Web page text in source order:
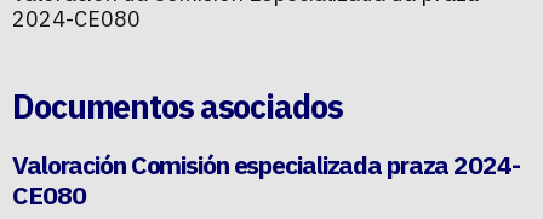
2024-CE080
Documentos asociados
Valoración Comisión especializada praza 2024-
CE080